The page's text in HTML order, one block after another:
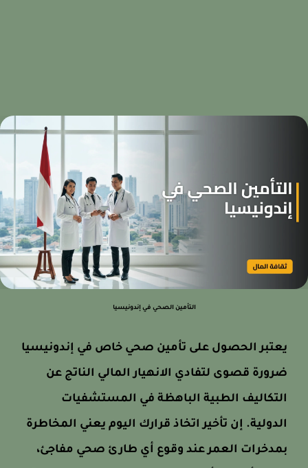
التأمين الصحي في إندونيسيا
يعتبر الحصول على تأمين صحي خاص في إندونيسيا
ضرورة قصوى لتفادي الانهيار المالي الناتج عن
التكاليف الطبية الباهظة في المستشفيات
الدولية. إن تأخير اتخاذ قرارك اليوم يعني المخاطرة
بمدخرات العمر عند وقوع أي طارئ صحي مفاجئ،